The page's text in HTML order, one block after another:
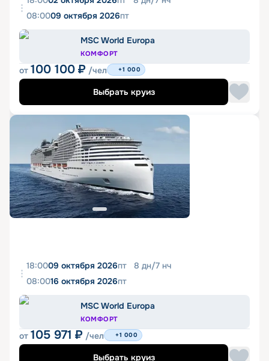
08:0009 октября 2026пт
MSC World Europa
КОМФОРТ
от 100 100 ₽ /чел +1 000
Выбрать круиз
18:0009 октября 2026пт 8 дн/7 нч
08:0016 октября 2026пт
MSC World Europa
КОМФОРТ
от 105 971 ₽ /чел +1 000
Выбрать круиз